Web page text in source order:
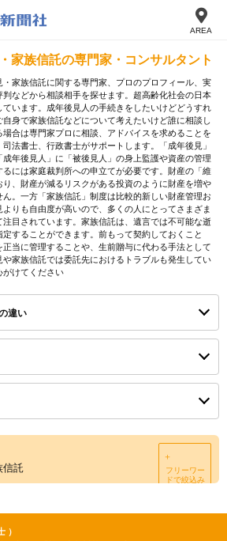
AREA
家族信託の専門家・コンサルタント
家族信託に関する専門家、プロのプロフィール、実
などから相談相手を探せます。超高齢化社会の日本
います。成年後見人の手続きをしたいけどどうすれ
身で家族信託などについて考えたいけど誰に相談し
合は専門家プロに相談、アドバイスを求めることを
法書士、行政書士がサポートします。「成年後見」
年後見人」に「被後見人」の身上監護や資産の管理
には家庭裁判所への申立てが必要です。財産の「維
、財産が減るリスクがある投資のように財産を増や
。一方「家族信託」制度は比較的新しい財産管理お
りも自由度が高いので、多くの人にとってさまざま
目されています。家族信託は、遺言では不可能な逝
することができます。前もって契約しておくこと
当に管理することや、生前贈与に代わる手法として
家族信託では委託先におけるトラブルも発生してい
がけてください
違い
信託
＋
フリーワー
ドで絞込み
）